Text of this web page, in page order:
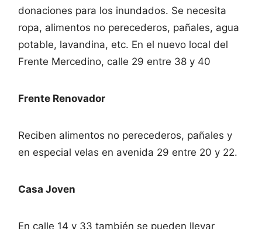
donaciones para los inundados. Se necesita
ropa, alimentos no perecederos, pañales, agua
potable, lavandina, etc. En el nuevo local del
Frente Mercedino, calle 29 entre 38 y 40
Frente Renovador
Reciben alimentos no perecederos, pañales y
en especial velas en avenida 29 entre 20 y 22.
Casa Joven
En calle 14 y 33 también se pueden llevar